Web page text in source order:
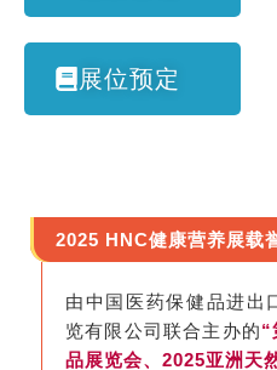
展位预定
2025 HNC健康营养展载
由中国医药保健品进出
览有限公司联合主办的“
品展览会、2025亚洲天